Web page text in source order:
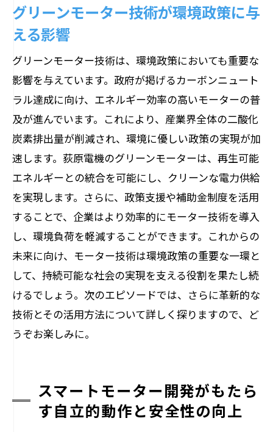
グリーンモーター技術が環境政策に与
える影響
グリーンモーター技術は、環境政策においても重要な
影響を与えています。政府が掲げるカーボンニュート
ラル達成に向け、エネルギー効率の高いモーターの普
及が進んでいます。これにより、産業界全体の二酸化
炭素排出量が削減され、環境に優しい政策の実現が加
速します。荻原電機のグリーンモーターは、再生可能
エネルギーとの統合を可能にし、クリーンな電力供給
を実現します。さらに、政策支援や補助金制度を活用
することで、企業はより効率的にモーター技術を導入
し、環境負荷を軽減することができます。これからの
未来に向け、モーター技術は環境政策の重要な一環と
して、持続可能な社会の実現を支える役割を果たし続
けるでしょう。次のエピソードでは、さらに革新的な
技術とその活用方法について詳しく探りますので、ど
うぞお楽しみに。
スマートモーター開発がもたら
す自立的動作と安全性の向上